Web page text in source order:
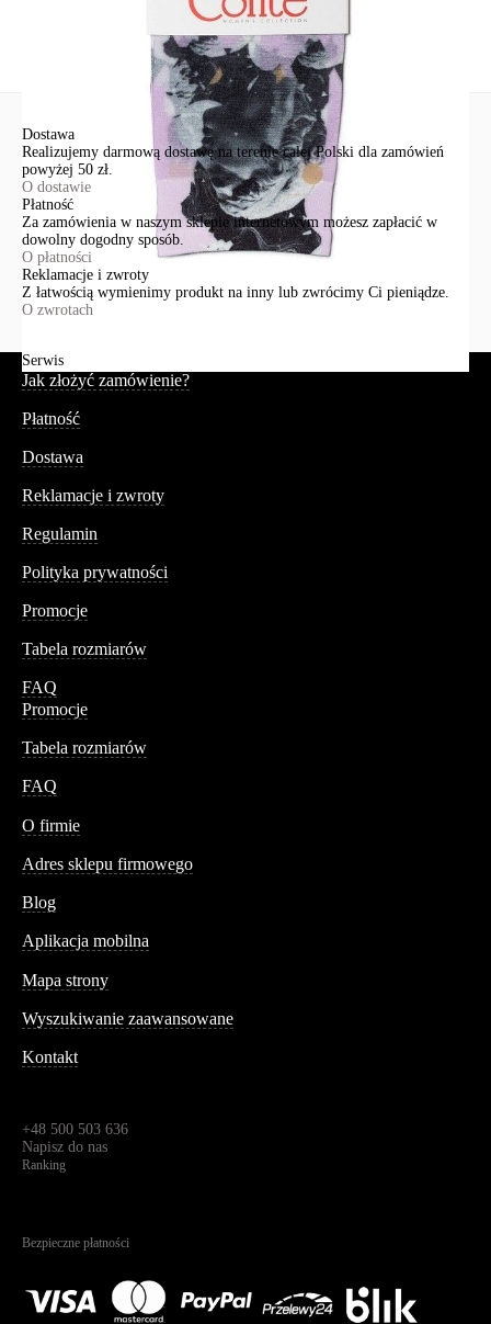
Dostawa
Realizujemy darmową dostawę na terenie całej Polski dla zamówień
powyżej 50 zł.
O dostawie
Płatność
Za zamówienia w naszym sklepie internetowym możesz zapłacić w
dowolny dogodny sposób.
O płatności
Reklamacje i zwroty
Z łatwością wymienimy produkt na inny lub zwrócimy Ci pieniądze.
O zwrotach
Serwis
Jak złożyć zamówienie?
Płatność
Dostawa
Reklamacje i zwroty
Regulamin
Polityka prywatności
Promocje
Tabela rozmiarów
FAQ
Promocje
Tabela rozmiarów
FAQ
O firmie
Adres sklepu firmowego
Blog
Aplikacja mobilna
Mapa strony
Wyszukiwanie zaawansowane
Kontakt
+48 500 503 636
Napisz do nas
Ranking
Bezpieczne płatności